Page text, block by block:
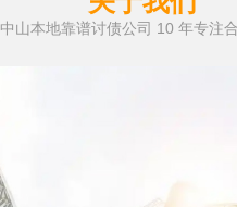
中山本地靠谱讨债公司 10 年专注